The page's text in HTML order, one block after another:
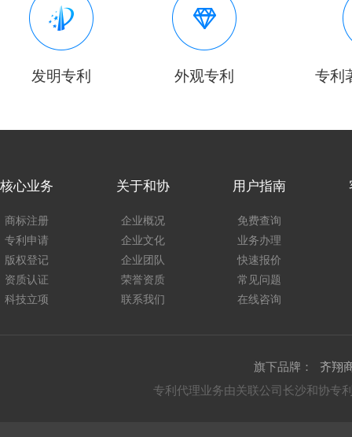
发明专利 外观专利 专利
核心业务
商标注册
专利申请
版权登记
资质认证
科技立项
关于和协
企业概况
企业文化
企业团队
荣誉资质
联系我们
用户指南
免费查询
业务办理
快速报价
常见问题
在线咨询
旗下品牌：
齐翔
专利代理业务由关联公司长沙和协专